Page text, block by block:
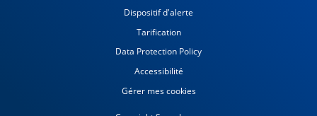
Dispositif d'alerte
Tarification
Data Protection Policy
Accessibilité
Gérer mes cookies